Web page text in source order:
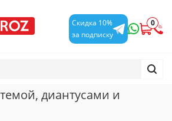
Скидка 10%
за подписку
0
диантусами и